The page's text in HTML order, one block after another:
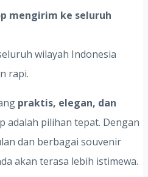
mengirim ke seluruh
wilayah Indonesia
rapi.
praktis, elegan, dan
adalah pilihan tepat. Dengan
dan berbagai souvenir
akan terasa lebih istimewa.